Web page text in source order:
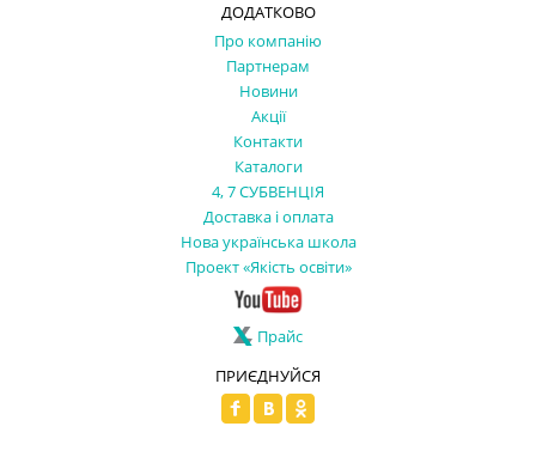
ДОДАТКОВО
Про компанію
Партнерам
Новини
Акції
Контакти
Каталоги
4, 7 СУБВЕНЦІЯ
Доставка і оплата
Нова українська школа
Проект «Якість освіти»
Прайс
ПРИЄДНУЙСЯ